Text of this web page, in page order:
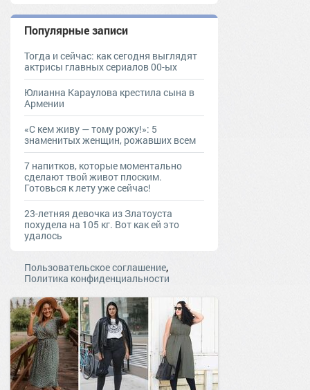
Популярные записи
Тогда и сейчас: как сегодня выглядят
актрисы главных сериалов 00-ых
Юлианна Караулова крестила сына в
Армении
«С кем живу — тому рожу!»: 5
знаменитых женщин, рожавших всем
7 напитков, которые моментально
сделают твой живот плоским.
Готовься к лету уже сейчас!
23-летняя девочка из Златоуста
похудела на 105 кг. Вот как ей это
удалось
Пользовательское соглашение,
Политика конфиденциальности